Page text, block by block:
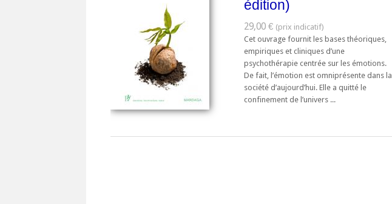
édition)
29,00 €
Cet ouvrage fournit les bases théoriques,
empiriques et cliniques d’une
psychothérapie centrée sur les émotions.
De fait, l’émotion est omniprésente dans la
société d’aujourd’hui. Elle a quitté le
confinement de l’univers ...